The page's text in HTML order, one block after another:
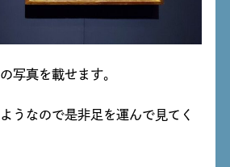
写真を載せます。
うなので是非足を運んで見てく